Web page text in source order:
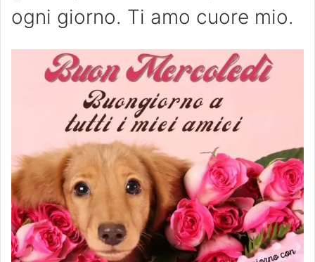
ogni giorno. Ti amo cuore mio.